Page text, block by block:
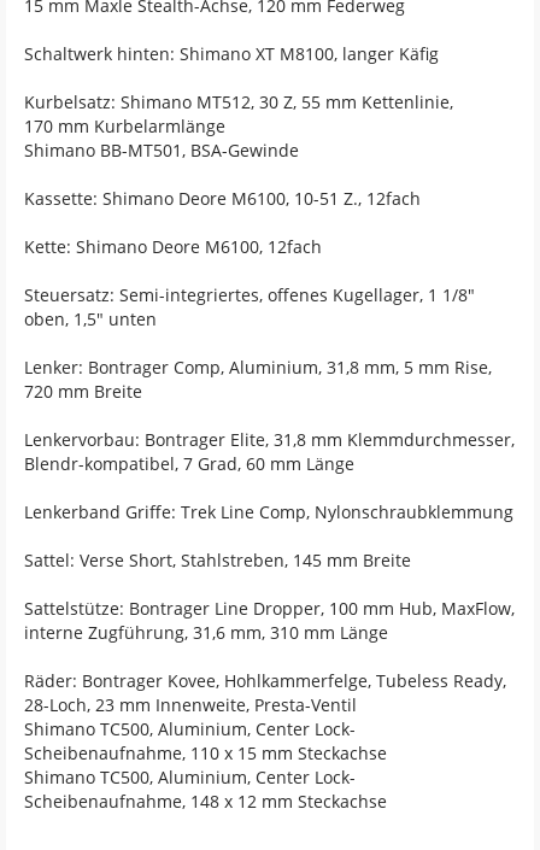
15 mm Maxle Stealth-Achse, 120 mm Federweg
Schaltwerk hinten: Shimano XT M8100, langer Käfig
Kurbelsatz: Shimano MT512, 30 Z, 55 mm Kettenlinie,
170 mm Kurbelarmlänge
Shimano BB-MT501, BSA-Gewinde
Kassette: Shimano Deore M6100, 10-51 Z., 12fach
Kette: Shimano Deore M6100, 12fach
Steuersatz: Semi-integriertes, offenes Kugellager, 1 1/8"
oben, 1,5" unten
Lenker: Bontrager Comp, Aluminium, 31,8 mm, 5 mm Rise,
720 mm Breite
Lenkervorbau: Bontrager Elite, 31,8 mm Klemmdurchmesser,
Blendr-kompatibel, 7 Grad, 60 mm Länge
Lenkerband Griffe: Trek Line Comp, Nylonschraubklemmung
Sattel: Verse Short, Stahlstreben, 145 mm Breite
Sattelstütze: Bontrager Line Dropper, 100 mm Hub, MaxFlow,
interne Zugführung, 31,6 mm, 310 mm Länge
Räder: Bontrager Kovee, Hohlkammerfelge, Tubeless Ready,
28-Loch, 23 mm Innenweite, Presta-Ventil
Shimano TC500, Aluminium, Center Lock-
Scheibenaufnahme, 110 x 15 mm Steckachse
Shimano TC500, Aluminium, Center Lock-
Scheibenaufnahme, 148 x 12 mm Steckachse